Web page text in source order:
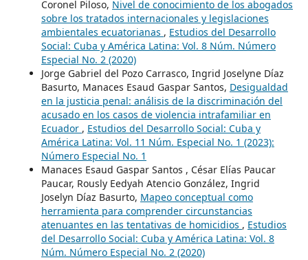
Coronel Piloso, Nivel de conocimiento de los abogados
sobre los tratados internacionales y legislaciones
ambientales ecuatorianas , Estudios del Desarrollo
Social: Cuba y América Latina: Vol. 8 Núm. Número
Especial No. 2 (2020)
Jorge Gabriel del Pozo Carrasco, Ingrid Joselyne Díaz
Basurto, Manaces Esaud Gaspar Santos, Desigualdad
en la justicia penal: análisis de la discriminación del
acusado en los casos de violencia intrafamiliar en
Ecuador , Estudios del Desarrollo Social: Cuba y
América Latina: Vol. 11 Núm. Especial No. 1 (2023):
Número Especial No. 1
Manaces Esaud Gaspar Santos , César Elías Paucar
Paucar, Rously Eedyah Atencio González, Ingrid
Joselyn Díaz Basurto, Mapeo conceptual como
herramienta para comprender circunstancias
atenuantes en las tentativas de homicidios , Estudios
del Desarrollo Social: Cuba y América Latina: Vol. 8
Núm. Número Especial No. 2 (2020)